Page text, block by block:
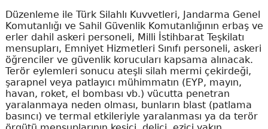
Düzenleme ile Türk Silahlı Kuvvetleri, Jandarma Genel
Komutanlığı ve Sahil Güvenlik Komutanlığının erbaş ve
erler dahil askeri personeli, Milli İstihbarat Teşkilatı
mensupları, Emniyet Hizmetleri Sınıfı personeli, askeri
öğrenciler ve güvenlik korucuları kapsama alınacak.
Terör eylemleri sonucu ateşli silah mermi çekirdeği,
şarapnel veya patlayıcı mühimmatın (EYP, mayın,
havan, roket, el bombası vb.) vücutta penetran
yaralanmaya neden olması, bunların blast (patlama
basıncı) ve termal etkileriyle yaralanması ya da terör